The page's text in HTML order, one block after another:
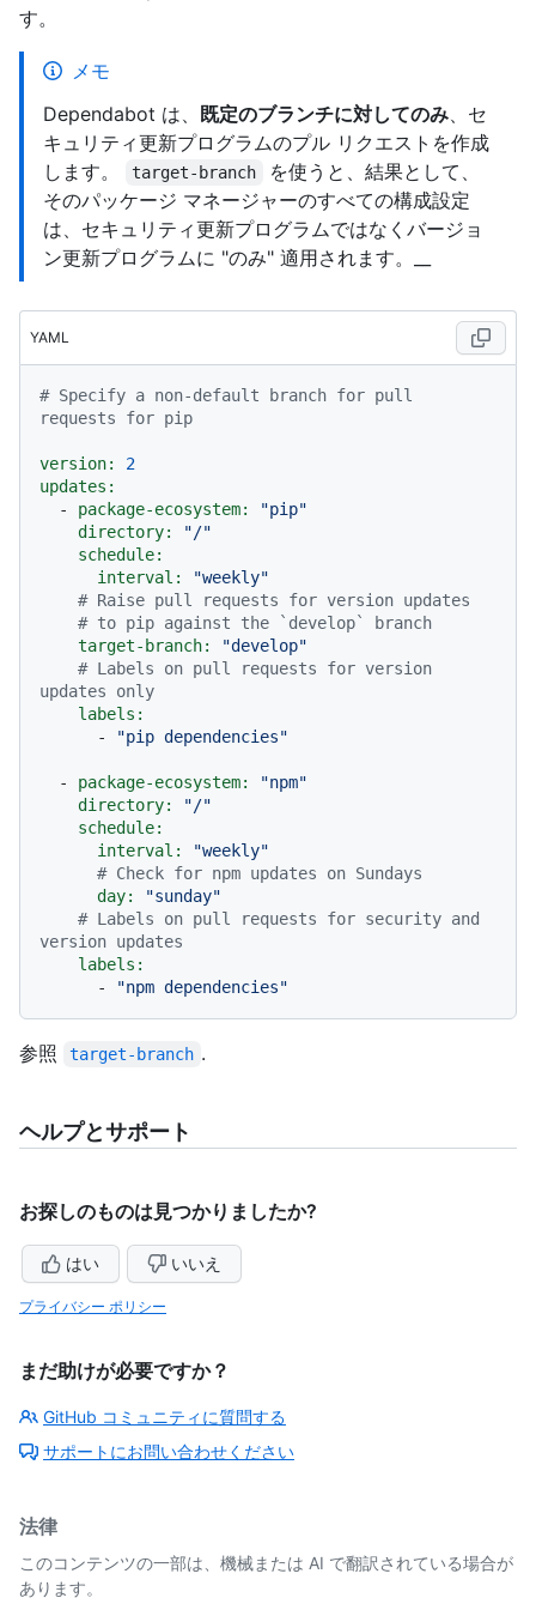
す。
メモ
Dependabot は、 既定のブランチに対してのみ、セ
キュリティ更新プログラムのプル リクエストを作成
します。
target-branch
を使うと、結果として、
そのパッケージ マネージャーのすべての構成設定
は、セキュリティ更新プログラムではなくバージョ
ン更新プログラムに "のみ" 適用されます。__
YAML
# Specify a non-default branch for pull
requests for pip
version:
2
updates:
-
package-ecosystem:
"pip"
directory:
"/"
schedule:
interval:
"weekly"
# Raise pull requests for version updates
# to pip against the `develop` branch
target-branch:
"develop"
# Labels on pull requests for version
updates only
labels:
-
"pip dependencies"
- package-ecosystem:
"npm"
directory:
"/"
schedule:
interval:
"weekly"
# Check for npm updates on Sundays
day:
"sunday"
# Labels on pull requests for security and
version updates
labels:
-
"npm dependencies"
参照 target-branch .
ヘルプとサポート
お探しのものは見つかりましたか?
はい いいえ
プライバシー ポリシー
まだ助けが必要ですか？
GitHub コミュニティに質問する
サポートにお問い合わせください
法律
このコンテンツの一部は、機械または AI で翻訳されている場合が
あります。